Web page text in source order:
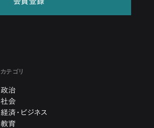
カテゴリ
政治
社会
経済・ビジネス
教育